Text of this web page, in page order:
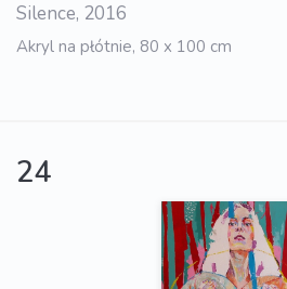
Silence, 2016
Akryl na płótnie, 80 x 100 cm
24